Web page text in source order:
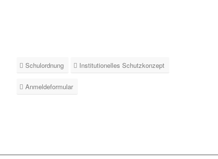
Schulordnung Institutionelles Schutzkonzept
Anmeldeformular